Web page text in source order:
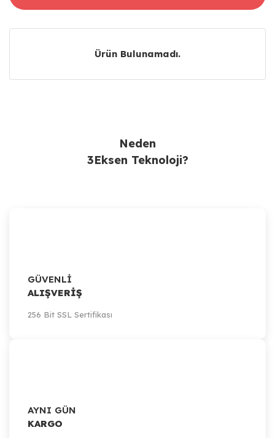
Ürün Bulunamadı.
Neden
3Eksen Teknoloji?
GÜVENLİ
ALIŞVERİŞ
256 Bit SSL Sertifikası
AYNI GÜN
KARGO